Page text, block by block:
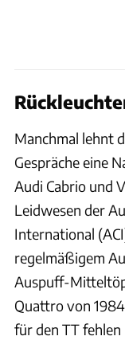
Manchmal lehnt
Gespräche eine
Audi Cabrio und
Leidwesen der
International
regelmäßigem
Auspuff-
Quattro von
für den TT fehlen